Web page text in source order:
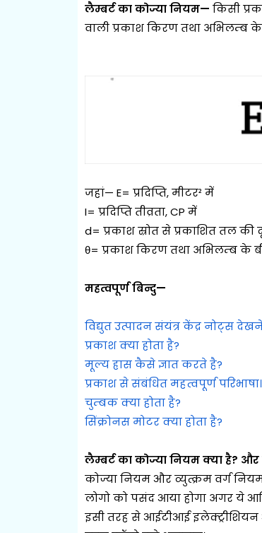
लैम्बर्ट का कोज्या नियम— किसी
वाली प्रकाश किरण तथा अभिलम्ब
जहां— E= प्रदिप्ति, मीटर² में
I= प्रदिप्ति तीव्रता, CP में
d= प्रकाश स्रोत से प्रकाशित तल की
θ= प्रकाश किरण तथा अभिलम्ब के
महत्वपूर्ण बिन्दु—
विद्युत उत्पादन संयंत्र केंद्र नोट्स
प्रकाश क्या होता है?
मूल्य ह्रास कैसे ज्ञात करते है?
प्रकाश से संबंधित महत्वपूर्ण परिभाषा।
चुम्बक क्या होता है?
सिंक्रोनस मोटर क्या होता है?
लैम्बर्ट का कोज्या नियम क्या है?
कोज्या नियम और व्युत्क्रम वर्ग
लोगो को पसंद आया होगा अगर ये
इसी तरह से आईटीआई